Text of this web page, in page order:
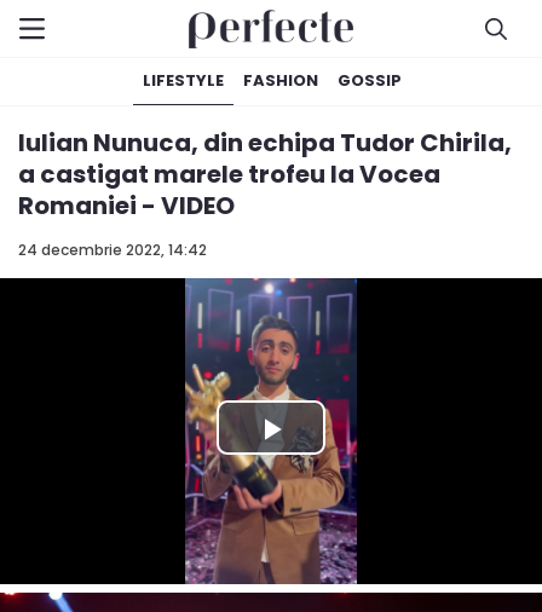
LIFESTYLE FASHION GOSSIP
24 decembrie 2022, 14:42
Iulian Nunuca, din echipa Tudor Chirila,
a castigat marele trofeu la Vocea
Romaniei - VIDEO